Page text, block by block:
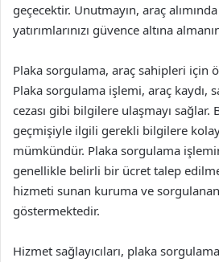
geçecektir. Unutmayın, araç
yatırımlarınızı güvence altına
Plaka sorgulama, araç sahipleri için
Plaka sorgulama işlemi, araç kaydı,
cezası gibi bilgilere ulaşmayı sağlar.
geçmişiyle ilgili gerekli bilgilere
mümkündür. Plaka sorgulama
genellikle belirli bir ücret talep
hizmeti sunan kuruma ve
göstermektedir.
Hizmet sağlayıcıları, plaka